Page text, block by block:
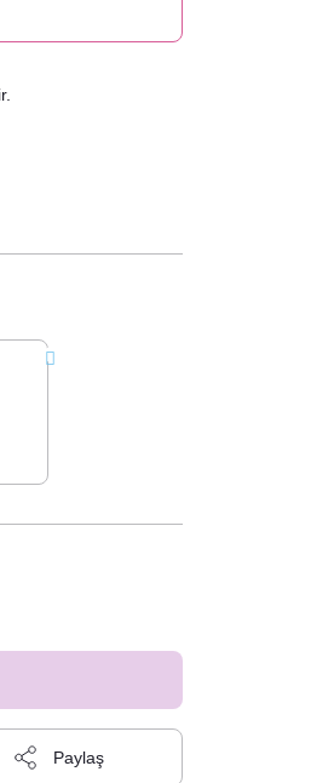
Paylaş